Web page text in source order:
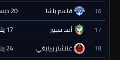
16 قاسم باشا 20 ديسمبر 2026 - 19:00
17 آمد سبور 17 يناير 2027 - 19:00
18 غنتشلر بيرليغي 24 يناير 2027 - 19:00